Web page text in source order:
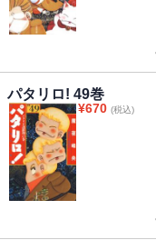
パタリロ! 49巻
¥670 (税込)